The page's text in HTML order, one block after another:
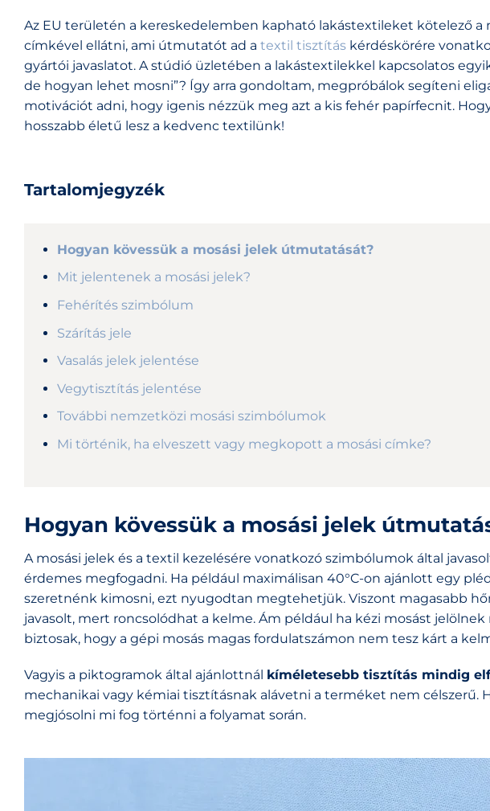
Az EU területén a kereskedelemben kapható lakástextileket kötelező
címkével ellátni, ami útmutatót ad a textil tisztítás kérdéskörére
gyártói javaslatot. A stúdió üzletében a lakástextilekkel kapcsolatos
de hogyan lehet mosni”? Így arra gondoltam, megpróbálok segíteni
motivációt adni, hogy igenis nézzük meg azt a kis fehér papírfecnit.
hosszabb életű lesz a kedvenc textilünk!
Tartalomjegyzék
Hogyan kövessük a mosási jelek útmutatását?
Mit jelentenek a mosási jelek?
Fehérítés szimbólum
Szárítás jele
Vasalás jelek jelentése
Vegytisztítás jelentése
További nemzetközi mosási szimbólumok
Mi történik, ha elveszett vagy megkopott a mosási címke?
Hogyan kövessük a mosási jelek
A mosási jelek és a textil kezelésére vonatkozó szimbólumok által
érdemes megfogadni. Ha például maximálisan 40°C-on ajánlott egy
szeretnénk kimosni, ezt nyugodtan megtehetjük. Viszont magasabb
javasolt, mert roncsolódhat a kelme. Ám például ha kézi mosást
biztosak, hogy a gépi mosás magas fordulatszámon nem tesz kárt a
Vagyis a piktogramok által ajánlottnál kíméletesebb tisztítás mindig
mechanikai vagy kémiai tisztításnak alávetni a terméket nem célszerű.
megjósolni mi fog történni a folyamat során.